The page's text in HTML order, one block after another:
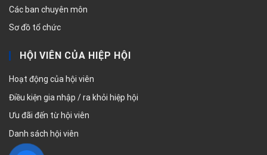
Các ban chuyên môn
Sơ đồ tổ chức
HỘI VIÊN CỦA HIỆP HỘI
Hoạt động của hội viên
Điều kiện gia nhập / ra khỏi hiệp hội
Ưu đãi đến từ hội viên
Danh sách hội viên